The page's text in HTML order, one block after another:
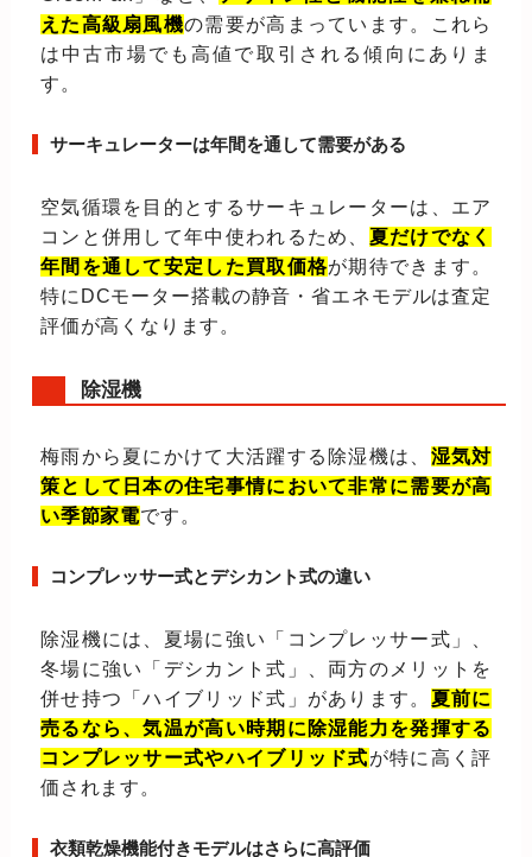
えた高級扇風機の需要が高まっています。これら
は中古市場でも高値で取引される傾向にありま
す。
サーキュレーターは年間を通して需要がある
空気循環を目的とするサーキュレーターは、エア
コンと併用して年中使われるため、 夏だけでなく
年間を通して安定した買取価格が期待できます。
特にDCモーター搭載の静音・省エネモデルは査定
評価が高くなります。
除湿機
梅雨から夏にかけて大活躍する除湿機は、 湿気対
策として日本の住宅事情において非常に需要が高
い季節家電です。
コンプレッサー式とデシカント式の違い
除湿機には、夏場に強い「コンプレッサー式」、
冬場に強い「デシカント式」、両方のメリットを
併せ持つ「ハイブリッド式」があります。 夏前に
売るなら、気温が高い時期に除湿能力を発揮する
コンプレッサー式やハイブリッド式が特に高く評
価されます。
衣類乾燥機能付きモデルはさらに高評価